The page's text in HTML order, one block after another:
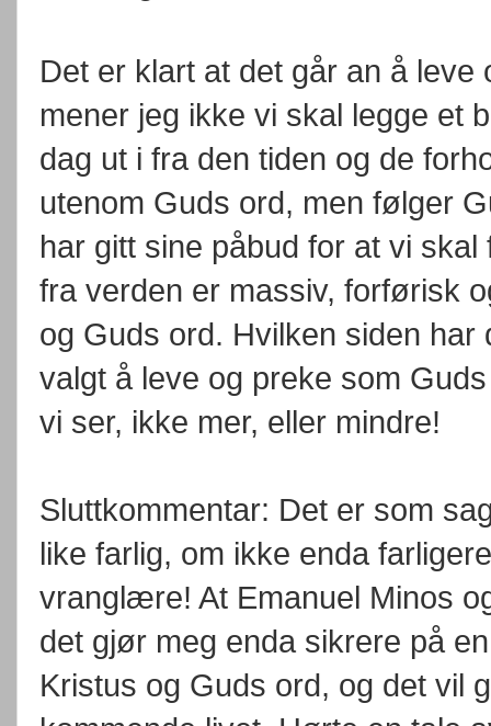
Det er klart at det går an å
mener jeg ikke vi skal legge et
dag ut i fra den tiden og de
utenom Guds ord, men følger
har gitt sine påbud for at vi
fra verden er massiv, forførisk
og Guds ord. Hvilken siden
valgt å leve og preke som
vi ser, ikke mer, eller mindre!
Sluttkommentar: Det er som
like farlig, om ikke enda
vranglære! At Emanuel Minos
det gjør meg enda sikrere på
Kristus og Guds ord, og det vil